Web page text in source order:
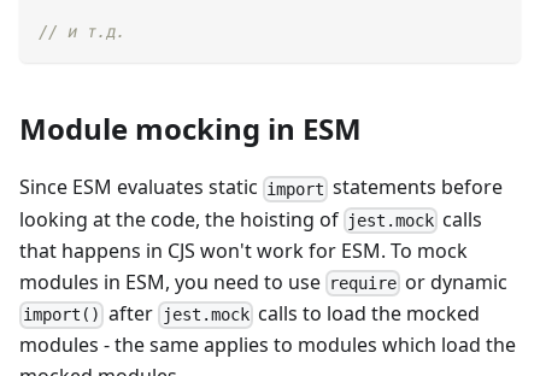
// и т.д.
Module mocking in ESM
Since ESM evaluates static import statements before
looking at the code, the hoisting of jest.mock calls
that happens in CJS won't work for ESM. To mock
modules in ESM, you need to use require or dynamic
import() after jest.mockcalls to load the mocked
modules - the same applies to modules which load the